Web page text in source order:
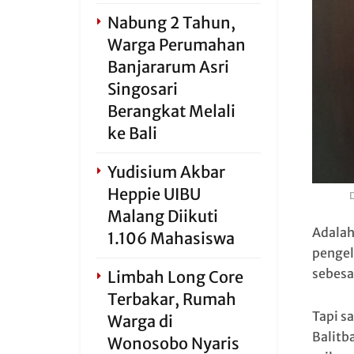
Tapi
Nabung 2 Tahun,
Warga Perumahan
Banjararum Asri
Singosari
Berangkat Melali
ke Bali
Yudisium Akbar
Heppie UIBU
Malang Diikuti
1.106 Mahasiswa
Limbah Long Core
Terbakar, Rumah
Warga di
Wonosobo Nyaris